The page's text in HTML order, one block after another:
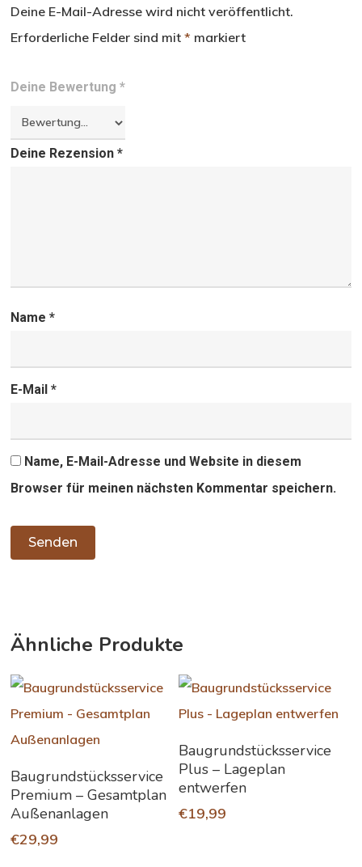
Deine E-Mail-Adresse wird nicht veröffentlicht.
Erforderliche Felder sind mit* markiert
Deine Bewertung*
Deine Rezension*
Name*
E-Mail*
Name, E-Mail-Adresse und Website in diesem
Browser für meinen nächsten Kommentar speichern.
Ähnliche Produkte
In Den Warenkorb
Baugrundstücksservice
Premium – Gesamtplan
Außenanlagen
€29,99
In Den Warenkorb
Baugrundstücksservice
Plus – Lageplan
entwerfen
€19,99